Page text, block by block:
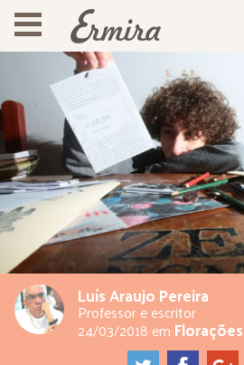
Luís Araujo Pereira
Professor e escritor
24/03/2018 em Florações